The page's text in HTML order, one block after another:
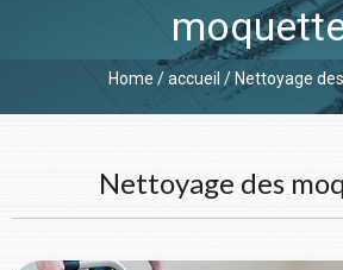
Home /accueil /Nettoyage
Nettoyage des